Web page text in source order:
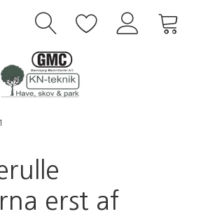
erst af